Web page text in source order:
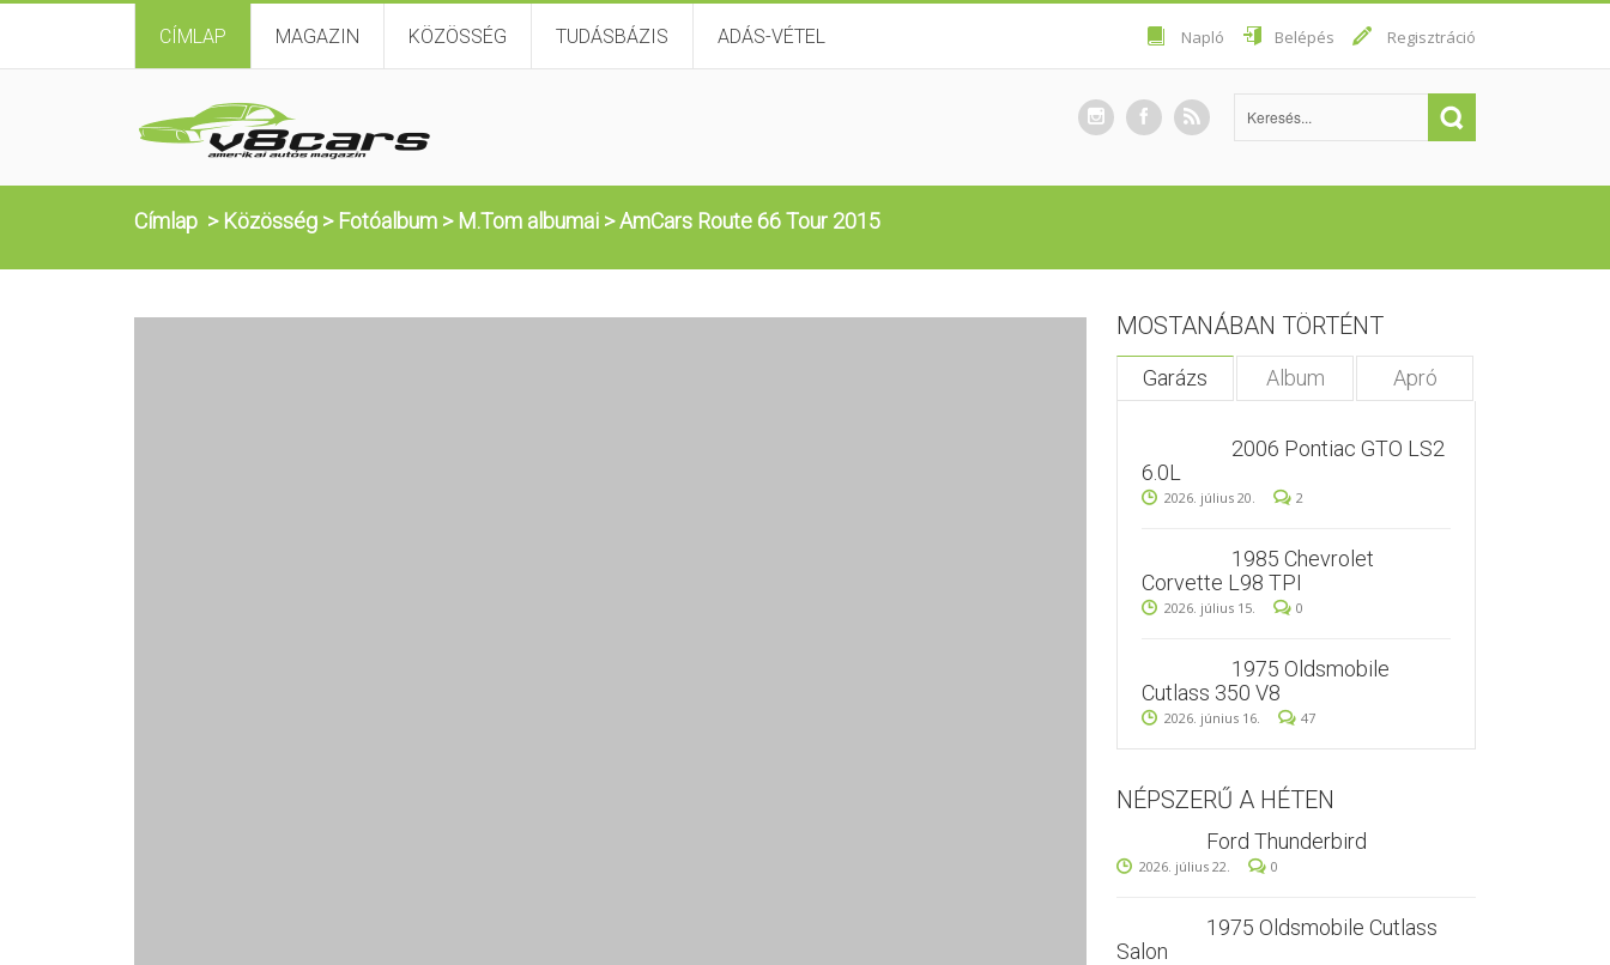
CÍMLAP MAGAZIN KÖZÖSSÉG TUDÁSBÁZIS ADÁS-VÉTEL Napló Belépés Regisztráció
Címlap > Közösség > Fotóalbum > M.Tom albumai >AmCars Route 66 Tour 2015
MOSTANÁBAN TÖRTÉNT
Garázs Album Apró
2006 Pontiac GTO LS2
6.0L
2026. július 20. 2
1985 Chevrolet
Corvette L98 TPI
2026. július 15. 0
1975 Oldsmobile
Cutlass 350 V8
2026. június 16. 47
NÉPSZERŰ A HÉTEN
Ford Thunderbird
2026. július 22. 0
1975 Oldsmobile Cutlass
Salon